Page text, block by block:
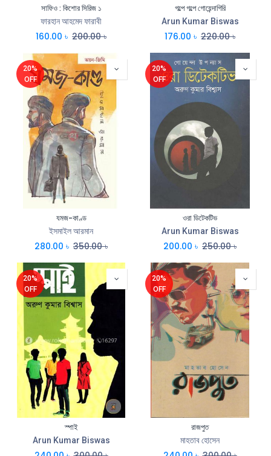
সাফিও : কিশোর সিরিজ ১
ফারহান আহমেদ ফারাবী
160.00 ৳ 200.00৳
গল্পে গল্পে গোয়েন্দাগিরি
Arun Kumar Biswas
176.00 ৳ 220.00৳
20%
OFF
যমজ-কাণ্ড
ইসমাইল আরমান
280.00 ৳ 350.00৳
20%
OFF
ওরা ডিটেকটিভ
Arun Kumar Biswas
200.00 ৳ 250.00৳
20%
OFF
স্পাই
Arun Kumar Biswas
20%
OFF
রাজপুত
মাহতাব হোসেন